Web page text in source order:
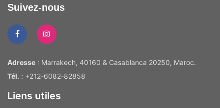
Suivez-nous
Adresse : Marrakech, 40160 & Casablanca 20250, Maroc.
Tél. : +212-6082-82858
Liens utiles